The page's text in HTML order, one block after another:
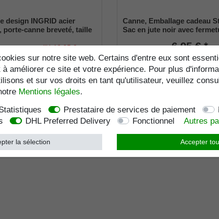
design INGRID acier
porte-canne breveté, taille
vente conseillé 19,95 €
17,95 € *
plus frais de portFrais de port
d'article 4008
Canne, Emballage cadeau
Sac en jute noir avec
6,95 € *
TVA incluse.plus frais de port
Numéro d'article
Liste de favoris
sur notre site web. Certains d'entre eux sont
à améliorer ce site et votre expérience. Pour plus
et sur vos droits en tant qu'utilisateur, veuillez
Mentions légales.
Prestataire de services de paiement
DHL Preferred Delivery Fonctionnel Autres
Accepter
la sélection